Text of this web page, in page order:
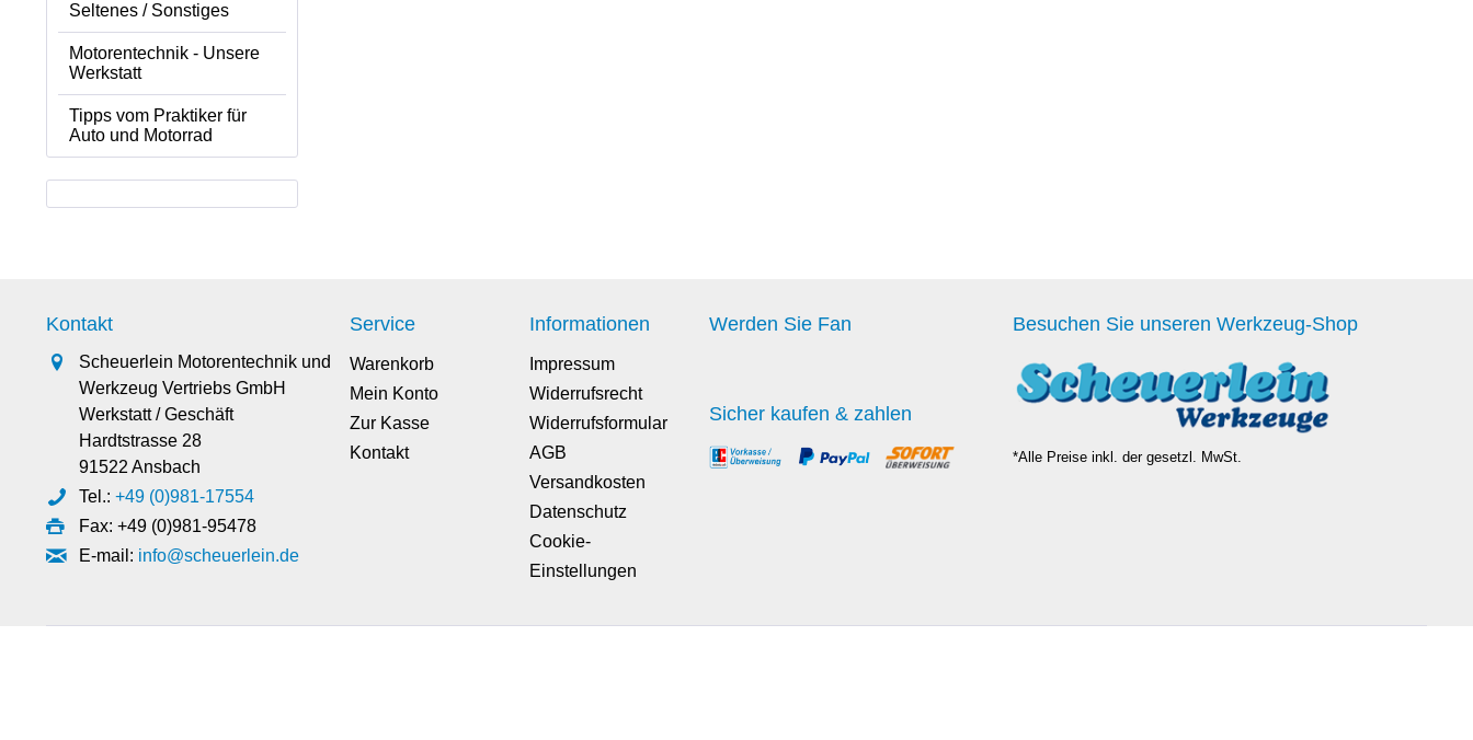
Seltenes / Sonstiges
Motorentechnik - Unsere
Werkstatt
Tipps vom Praktiker für
Auto und Motorrad
Kontakt
Scheuerlein Motorentechnik und
Werkzeug Vertriebs GmbH
Werkstatt / Geschäft
Hardtstrasse 28
91522 Ansbach
Tel.: +49 (0)981-17554
Fax: +49 (0)981-95478
E-mail: info@scheuerlein.de
Service
Warenkorb
Mein Konto
Zur Kasse
Kontakt
Informationen
Impressum
Widerrufsrecht
Widerrufsformular
AGB
Versandkosten
Datenschutz
Cookie-
Einstellungen
Werden Sie Fan
Sicher kaufen & zahlen
Besuchen Sie unseren Werkzeug-Shop
*Alle Preise inkl. der gesetzl. MwSt.